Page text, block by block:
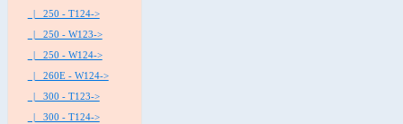
|_ 250 - T124->
|_ 250 - W123->
|_ 250 - W124->
|_ 260E - W124->
|_ 300 - T123->
|_ 300 - T124->